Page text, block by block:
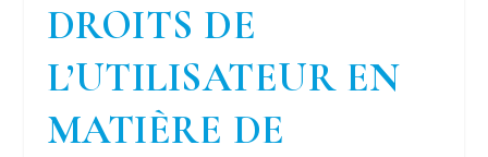
DROITS DE
L’UTILISATEUR EN
MATIÈRE DE